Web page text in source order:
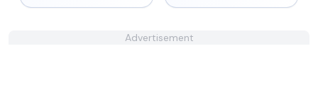
Advertisement